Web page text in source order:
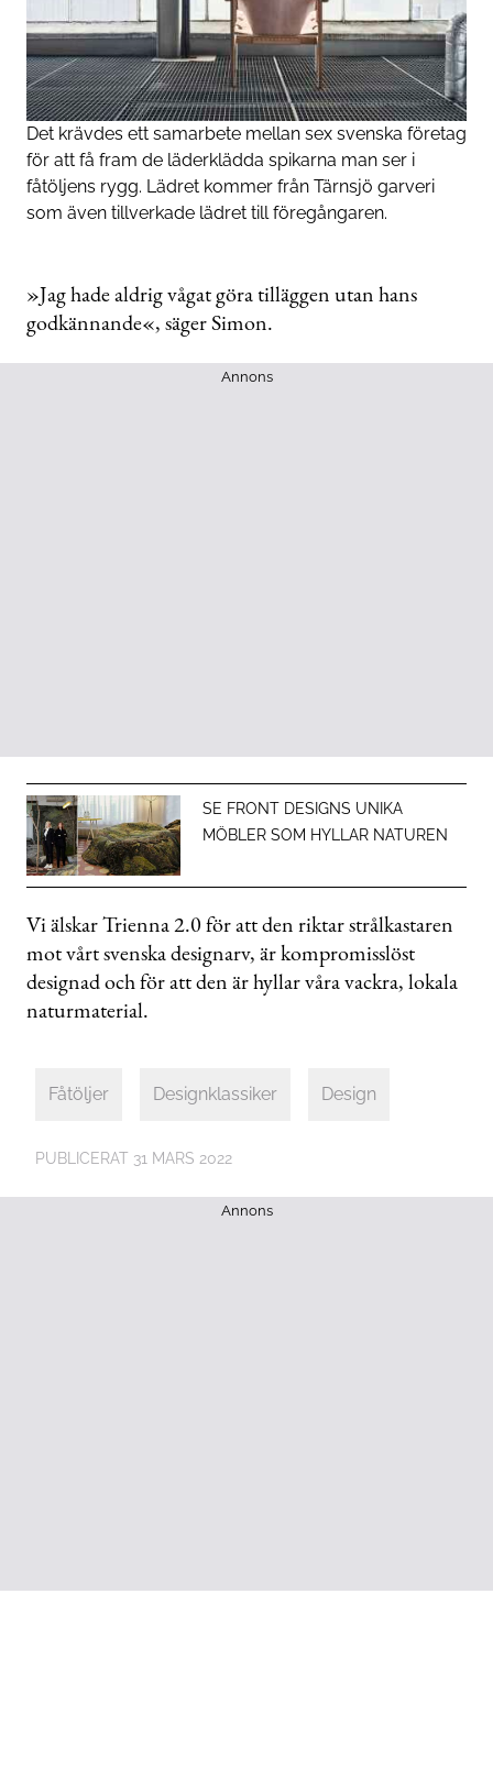
Det krävdes ett samarbete mellan sex svenska företag
för att få fram de läderklädda spikarna man ser i
fåtöljens rygg. Lädret kommer från Tärnsjö garveri
som även tillverkade lädret till föregångaren.
»Jag hade aldrig vågat göra tilläggen utan hans
godkännande«, säger Simon.
Annons
SE FRONT DESIGNS UNIKA
MÖBLER SOM HYLLAR NATUREN
Vi älskar Trienna 2.0 för att den riktar strålkastaren
mot vårt svenska designarv, är kompromisslöst
designad och för att den är hyllar våra vackra, lokala
naturmaterial.
Fåtöljer Designklassiker Design
PUBLICERAT 31 MARS 2022
Annons